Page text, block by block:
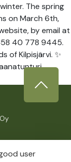
The spring
on March 6th,
by email at
40 778 9445.
of Kilpisjärvi. ✨
user